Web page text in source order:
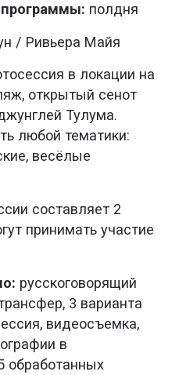
полдня
/ Ривьера Майя
в локации на
открытый сенот
Тулума.
любой тематики:
весёлые
составляет 2
принимать участие
русскоговорящий
3 варианта
видеосъемка,
в
обработанных